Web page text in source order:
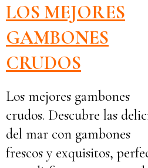
LOS MEJORES
GAMBONES
CRUDOS
Los mejores gambones
crudos. Descubre las
del mar con gambones
frescos y exquisitos,